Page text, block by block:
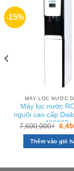
-15%
MÁY LỌC NƯỚC
Máy lọc nước
nguội cao cấp
40306B
7,600,000₫ Giá
gốc
là:
Thêm vào giỏ